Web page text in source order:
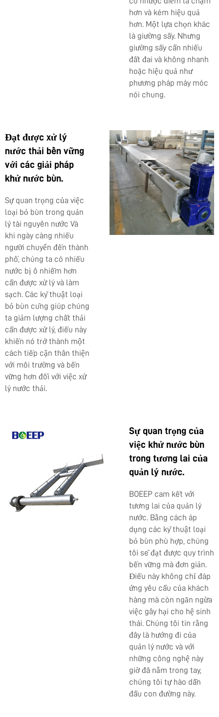
hơn và kém hiệu quả
hơn. Một lựa chọn khác
là giường sấy. Nhưng
giường sấy cần nhiều
đất đai và không nhanh
hoặc hiệu quả như
phương pháp máy móc
nói chung.
Đạt được xử lý
nước thải bền vững
với các giải pháp
khử nước bùn.
Sự quan trọng của việc
loại bỏ bùn trong quản
lý tài nguyên nước Và
khi ngày càng nhiều
người chuyển đến thành
phố, chúng ta có nhiều
nước bị ô nhiễm hơn
cần được xử lý và làm
sạch. Các kỹ thuật loại
bỏ bùn cũng giúp chúng
ta giảm lượng chất thải
cần được xử lý, điều này
khiến nó trở thành một
cách tiếp cận thân thiện
với môi trường và bền
vững hơn đối với việc xử
lý nước thải.
Sự quan trọng của
việc khử nước bùn
trong tương lai của
quản lý nước.
BOEEP cam kết với
tương lai của quản lý
nước. Bằng cách áp
dụng các kỹ thuật loại
bỏ bùn phù hợp, chúng
tôi sẽ đạt được quy trình
bền vững mà đơn giản.
Điều này không chỉ đáp
ứng yêu cầu của khách
hàng mà còn ngăn ngừa
việc gây hại cho hệ sinh
thái. Chúng tôi tin rằng
đây là hướng đi của
quản lý nước và với
những công nghệ này
giờ đã nằm trong tay,
chúng tôi tự hào dẫn
đầu con đường này.